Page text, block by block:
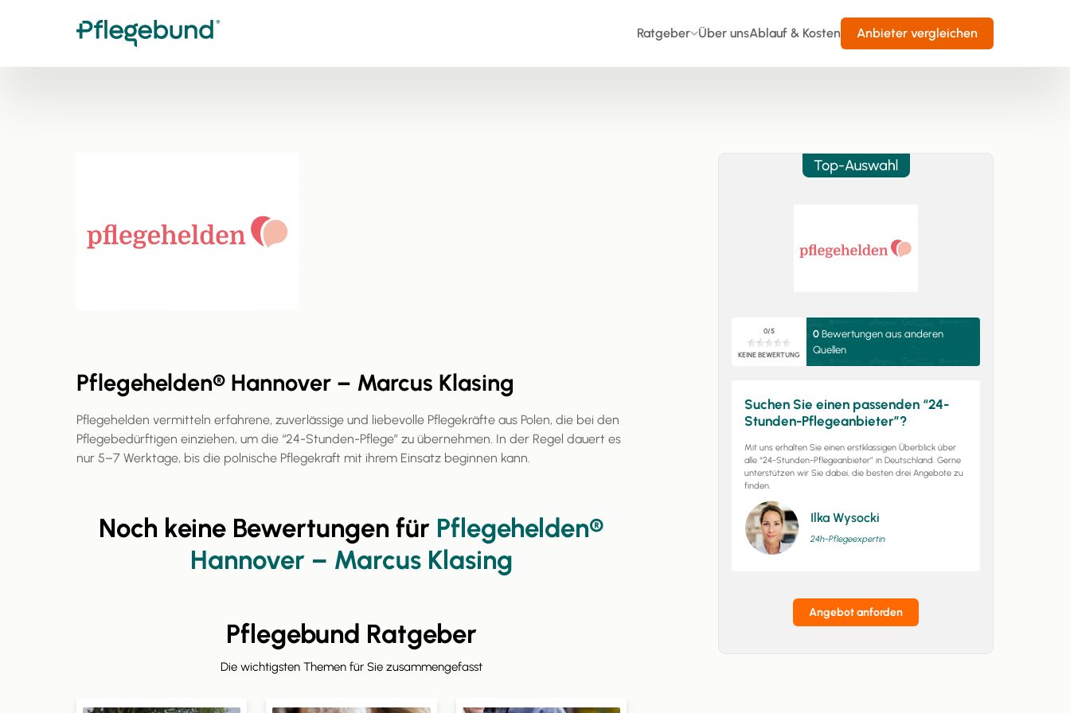
Ratgeber Über unsAblauf & Kosten Anbieter vergleichen
Pflegehelden® Hannover – Marcus Klasing
Pflegehelden vermitteln erfahrene, zuverlässige und liebevolle Pflegekräfte aus Polen, die bei den
Pflegebedürftigen einziehen, um die “24-Stunden-Pflege” zu übernehmen. In der Regel dauert es
nur 5–7 Werktage, bis die polnische Pflegekraft mit ihrem Einsatz beginnen kann.
Noch keine Bewertungen für Pflegehelden®
Hannover – Marcus Klasing
Pflegebund Ratgeber
Die wichtigsten Themen für Sie zusammengefasst
0/5
KEINE BEWERTUNG
0 Bewertungen aus anderen
Quellen
Suchen Sie einen passenden “24-
Stunden-Pflegeanbieter”?
Mit uns erhalten Sie einen erstklassigen Überblick über
alle “24-Stunden-Pflegeanbieter” in Deutschland. Gerne
unterstützen wir Sie dabei, die besten drei Angebote zu
finden.
Ilka Wysocki
24h-Pflegeexpertin
Angebot anforden